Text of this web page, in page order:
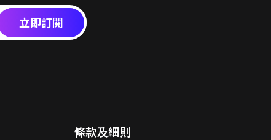
立即訂閱
條款及細則